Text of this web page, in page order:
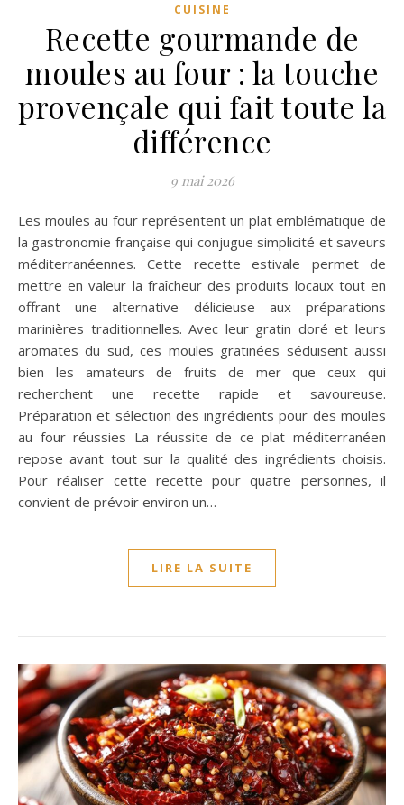
CUISINE
Recette gourmande de
moules au four : la touche
provençale qui fait toute la
différence
9 mai 2026
Les moules au four représentent un plat emblématique de
la gastronomie française qui conjugue simplicité et saveurs
méditerranéennes. Cette recette estivale permet de
mettre en valeur la fraîcheur des produits locaux tout en
offrant une alternative délicieuse aux préparations
marinières traditionnelles. Avec leur gratin doré et leurs
aromates du sud, ces moules gratinées séduisent aussi
bien les amateurs de fruits de mer que ceux qui
recherchent une recette rapide et savoureuse.
Préparation et sélection des ingrédients pour des moules
au four réussies La réussite de ce plat méditerranéen
repose avant tout sur la qualité des ingrédients choisis.
Pour réaliser cette recette pour quatre personnes, il
convient de prévoir environ un…
LIRE LA SUITE